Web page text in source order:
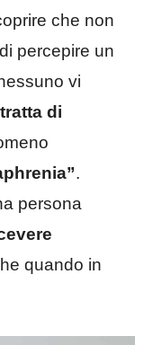
che non
percepire un
vi
di
.
persona
quando in